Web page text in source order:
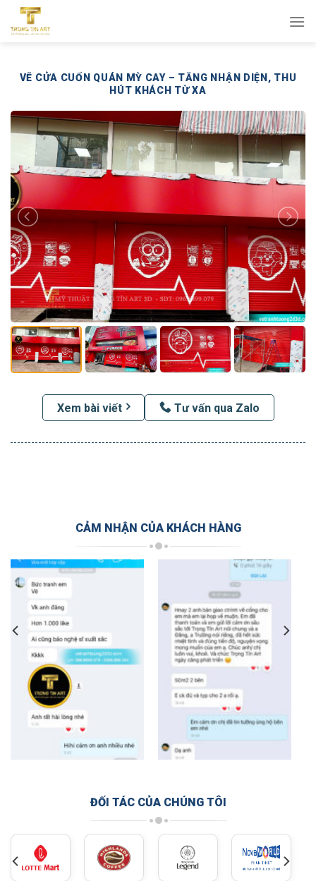
qua
VẼ CỬA CUỐN QUÁN MỲ CAY – TĂNG NHẬN DIỆN, THU
HÚT KHÁCH TỪ XA
Xem bài viết Tư vấn qua Zalo
CẢM NHẬN CỦA KHÁCH HÀNG
ĐỐI TÁC CỦA CHÚNG TÔI